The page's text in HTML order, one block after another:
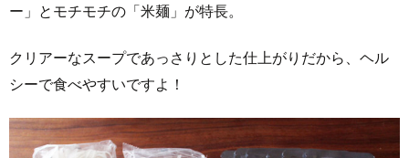
ー」とモチモチの「米麺」が特長。
クリアーなスープであっさりとした仕上がりだから、ヘル
シーで食べやすいですよ！